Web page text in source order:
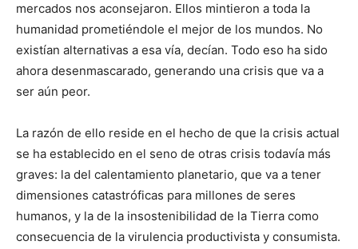
mercados nos aconsejaron. Ellos mintieron a toda la
humanidad prometiéndole el mejor de los mundos. No
existían alternativas a esa vía, decían. Todo eso ha sido
ahora desenmascarado, generando una crisis que va a
ser aún peor.
La razón de ello reside en el hecho de que la crisis actual
se ha establecido en el seno de otras crisis todavía más
graves: la del calentamiento planetario, que va a tener
dimensiones catastróficas para millones de seres
humanos, y la de la insostenibilidad de la Tierra como
consecuencia de la virulencia productivista y consumista.